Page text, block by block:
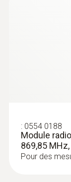
Sonde à
très court
: 0554 0188
Module
869,85
Pour des